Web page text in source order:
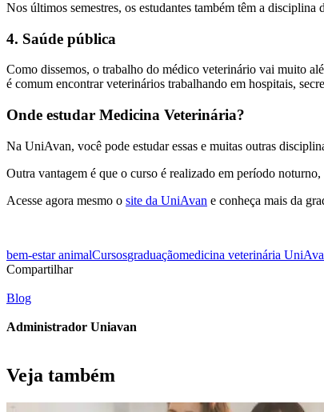
Nos últimos semestres, os estudantes também têm a
4. Saúde pública
Como dissemos, o trabalho do médico veterinário vai muito
é comum encontrar veterinários trabalhando em hospitais,
Onde estudar Medicina Veterinária?
Na UniAvan, você pode estudar essas e muitas outras
Outra vantagem é que o curso é realizado em período
Acesse agora mesmo o site da UniAvan e conheça mais da
bem-estar animalCursosgraduaçãomedicina veterinária
Compartilhar
Blog
Administrador Uniavan
Veja também